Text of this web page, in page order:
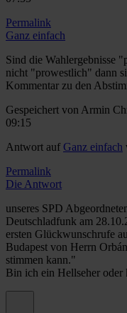
Permalink
Ganz einfach
Sind die Wahlergebnisse
nicht "prowestlich" dann
Kommentar zu den
Gespeichert von Armin
09:15
Antwort auf Ganz einfach
Permalink
Die Antwort
unseres SPD
Deutschladfunk am
ersten Glückwunschrufe
Budapest von Herrn
stimmen kann."
Bin ich ein Hellseher oder